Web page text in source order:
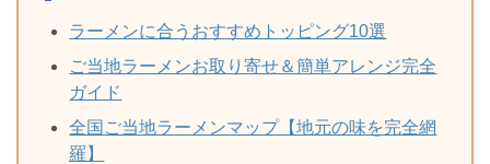
ラーメンに合うおすすめトッピング10選
ご当地ラーメンお取り寄せ＆簡単アレンジ完全
ガイド
全国ご当地ラーメンマップ【地元の味を完全網
羅】